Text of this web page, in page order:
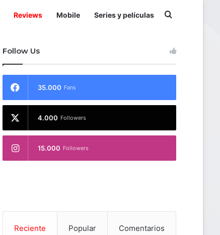
Reviews Mobile Series y películas
Follow Us
35.000 Fans
4.000 Followers
15.000 Followers
Reciente Popular Comentarios